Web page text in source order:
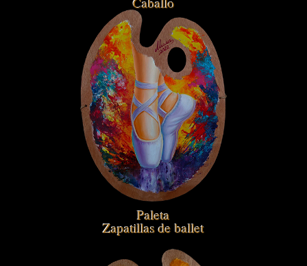
Paleta
Zapatillas de ballet